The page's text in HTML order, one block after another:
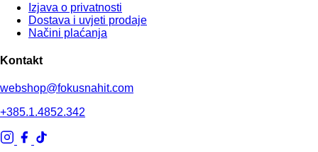
Izjava o privatnosti
Dostava i uvjeti prodaje
Načini plaćanja
Kontakt
webshop@fokusnahit.com
+385.1.4852.342